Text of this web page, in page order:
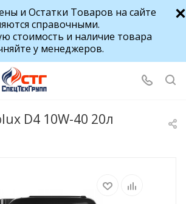
и Остатки Товаров на сайте
справочными.
стоимость и наличие товара
у менеджеров.
D4 10W-40 20л